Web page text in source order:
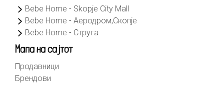
Bebe Home - Skopje City Mall
Bebe Home - Аеродром,Скопје
Bebe Home - Струга
Мапа на сајтот
Продавници
Брендови